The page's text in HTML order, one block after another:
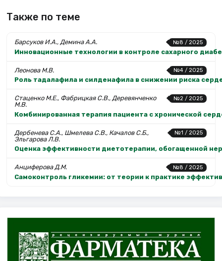
Также по теме
№8 / 2025
Барсуков И.А., Демина А.А.
Инновационные технологии в контроле сахарного
№4 / 2025
Леонова М.В.
Роль тадалафила и силденафила в снижении риска
№2 / 2025
Стаценко М.Е., Фабрицкая С.В., Деревянченко
М.В.
Комбинированная терапия пациента с хронической
№1 / 2025
Дербенева С.А., Шмелева С.В., Качалов С.Б.,
Эльгарова Л.В.
Оценка эффективности диетотерапии, обогащенной
№8 / 2025
Анциферова Д.М.
Самоконтроль гликемии: от теории к практике